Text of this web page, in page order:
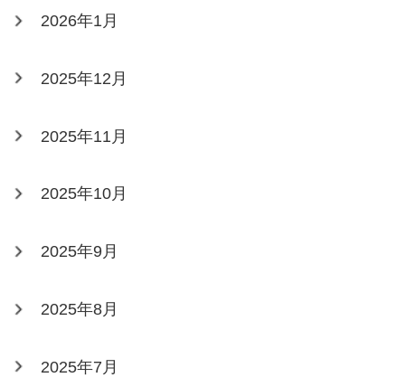
2026年1月
2025年12月
2025年11月
2025年10月
2025年9月
2025年8月
2025年7月